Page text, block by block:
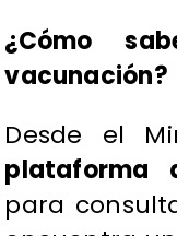
¿Cómo
vacunación?
Desde el
plataforma
para